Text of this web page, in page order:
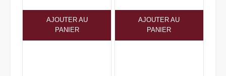
AJOUTER AU
PANIER
AJOUTER AU
PANIER